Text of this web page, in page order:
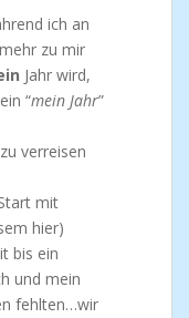
ich an
zu mir
Jahr wird,
“mein Jahr”
verreisen
mit
hier)
bis ein
und mein
fehlten…wir